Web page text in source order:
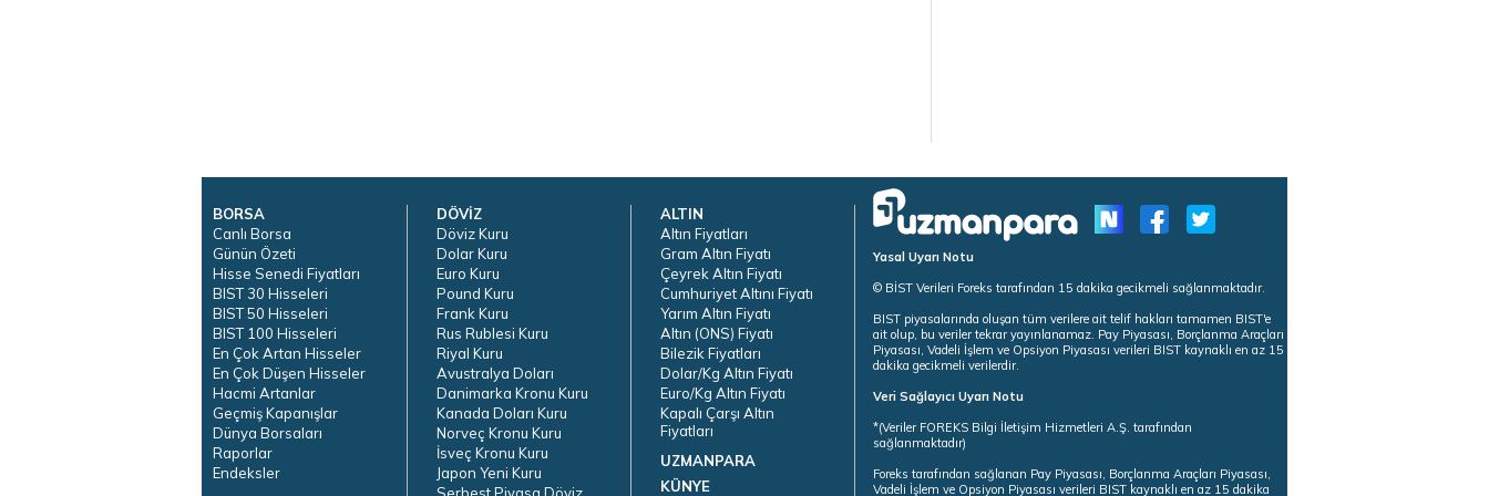
BORSA
Canlı Borsa
Günün Özeti
Hisse Senedi Fiyatları
BIST 30 Hisseleri
BIST 50 Hisseleri
BIST 100 Hisseleri
En Çok Artan Hisseler
En Çok Düşen Hisseler
Hacmi Artanlar
Geçmiş Kapanışlar
Dünya Borsaları
Raporlar
Endeksler
DÖVİZ
Döviz Kuru
Dolar Kuru
Euro Kuru
Pound Kuru
Frank Kuru
Rus Rublesi Kuru
Riyal Kuru
Avustralya Doları
Danimarka Kronu Kuru
Kanada Doları Kuru
Norveç Kronu Kuru
İsveç Kronu Kuru
Japon Yeni Kuru
Serbest Piyasa Döviz
ALTIN
Altın Fiyatları
Gram Altın Fiyatı
Çeyrek Altın Fiyatı
Cumhuriyet Altını Fiyatı
Yarım Altın Fiyatı
Altın (ONS) Fiyatı
Bilezik Fiyatları
Dolar/Kg Altın Fiyatı
Euro/Kg Altın Fiyatı
Kapalı Çarşı Altın
Fiyatları
UZMANPARA
KÜNYE
Yasal Uyarı Notu
© BİST Verileri Foreks tarafından 15 dakika gecikmeli sağlanmaktadır.
BIST piyasalarında oluşan tüm verilere ait telif hakları tamamen BIST'e
ait olup, bu veriler tekrar yayınlanamaz. Pay Piyasası, Borçlanma Araçları
Piyasası, Vadeli İşlem ve Opsiyon Piyasası verileri BIST kaynaklı en az 15
dakika gecikmeli verilerdir.
Veri Sağlayıcı Uyarı Notu
*(Veriler FOREKS Bilgi İletişim Hizmetleri A.Ş. tarafından
sağlanmaktadır)
Foreks tarafından sağlanan Pay Piyasası, Borçlanma Araçları Piyasası,
Vadeli İşlem ve Opsiyon Piyasası verileri BIST kaynaklı en az 15 dakika